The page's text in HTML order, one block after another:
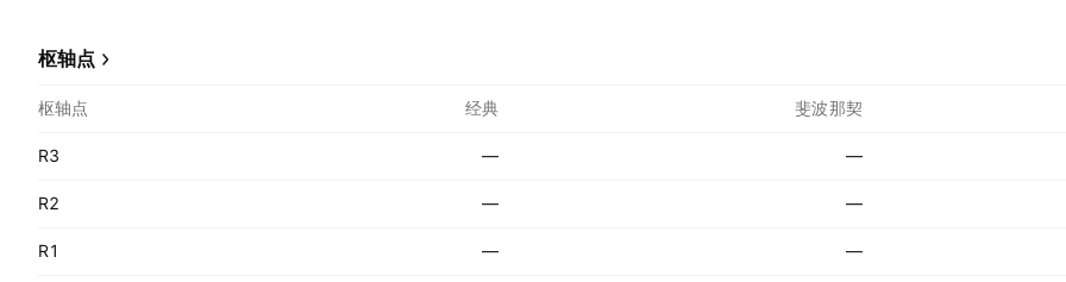
枢轴点
枢轴点 经典 斐波那契
R3 — —
R2 — —
R1 — —